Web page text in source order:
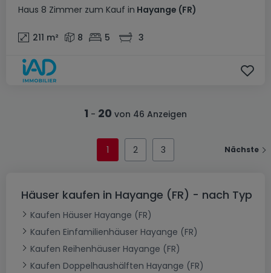
Haus 8 Zimmer zum Kauf in Hayange (FR)
211 m² 8 5 3
1 - 20 von 46 Anzeigen
1 2 3 Nächste
Häuser kaufen in Hayange (FR) - nach Typ
Kaufen Häuser Hayange (FR)
Kaufen Einfamilienhäuser Hayange (FR)
Kaufen Reihenhäuser Hayange (FR)
Kaufen Doppelhaushälften Hayange (FR)